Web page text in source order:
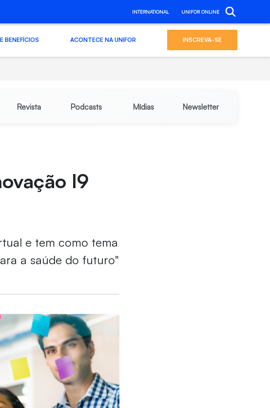
INTERNATIONAL UNIFOR ONLINE
BENEFÍCIOS ACONTECE NA UNIFOR INSCREVA-SE
Revista Podcasts Mídias Newsletter
I9
e tem como tema
a saúde do futuro"